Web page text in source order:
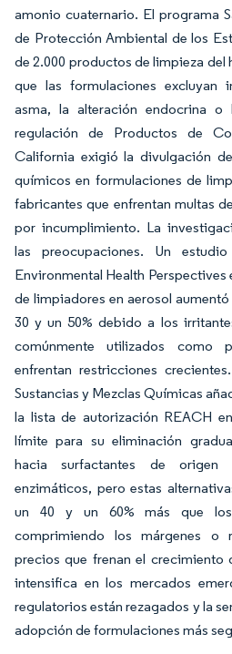
amonio cuaternario. El programa
de Protección Ambiental de los
de 2.000 productos de limpieza del
que las formulaciones excluyan
asma, la alteración endocrina
regulación de Productos de
California exigió la divulgación
químicos en formulaciones de
fabricantes que enfrentan multas
por incumplimiento. La
las preocupaciones. Un
Environmental Health Perspectives
de limpiadores en aerosol
30 y un 50% debido a los
comúnmente utilizados como
enfrentan restricciones
Sustancias y Mezclas Químicas
la lista de autorización REACH
límite para su eliminación
hacia surfactantes de origen
enzimáticos, pero estas
un 40 y un 60% más que los
comprimiendo los márgenes o
precios que frenan el crecimiento
intensifica en los mercados
regulatorios están rezagados y la
adopción de formulaciones más